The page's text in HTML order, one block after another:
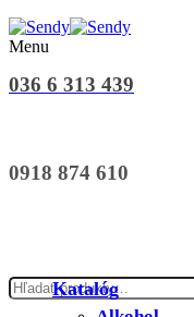
Menu
036 6 313 439
0918 874 610
Katalóg